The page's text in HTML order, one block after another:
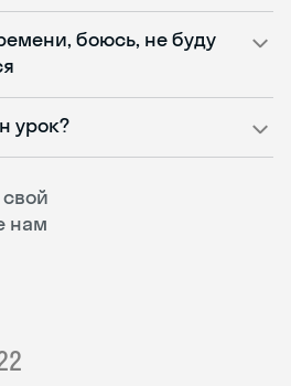
нам
боюсь, не буду
урок?